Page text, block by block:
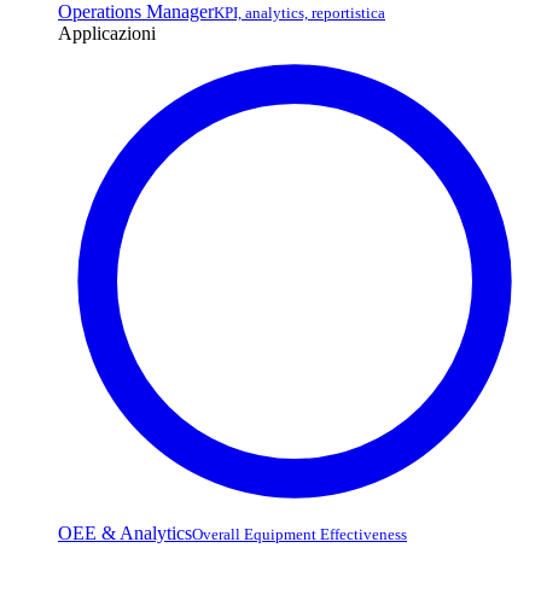
Operations ManagerKPI, analytics, reportistica
Applicazioni
OEE & AnalyticsOverall Equipment Effectiveness